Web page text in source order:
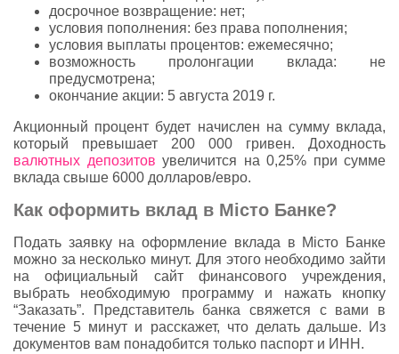
досрочное возвращение: нет;
условия пополнения: без права пополнения;
условия выплаты процентов: ежемесячно;
возможность пролонгации вклада: не
предусмотрена;
окончание акции: 5 августа 2019 г.
Акционный процент будет начислен на сумму вклада,
который превышает 200 000 гривен. Доходность
валютных депозитов увеличится на 0,25% при сумме
вклада свыше 6000 долларов/евро.
Как оформить вклад в Місто Банке?
Подать заявку на оформление вклада в Місто Банке
можно за несколько минут. Для этого необходимо зайти
на официальный сайт финансового учреждения,
выбрать необходимую программу и нажать кнопку
“Заказать”. Представитель банка свяжется с вами в
течение 5 минут и расскажет, что делать дальше. Из
документов вам понадобится только паспорт и ИНН.